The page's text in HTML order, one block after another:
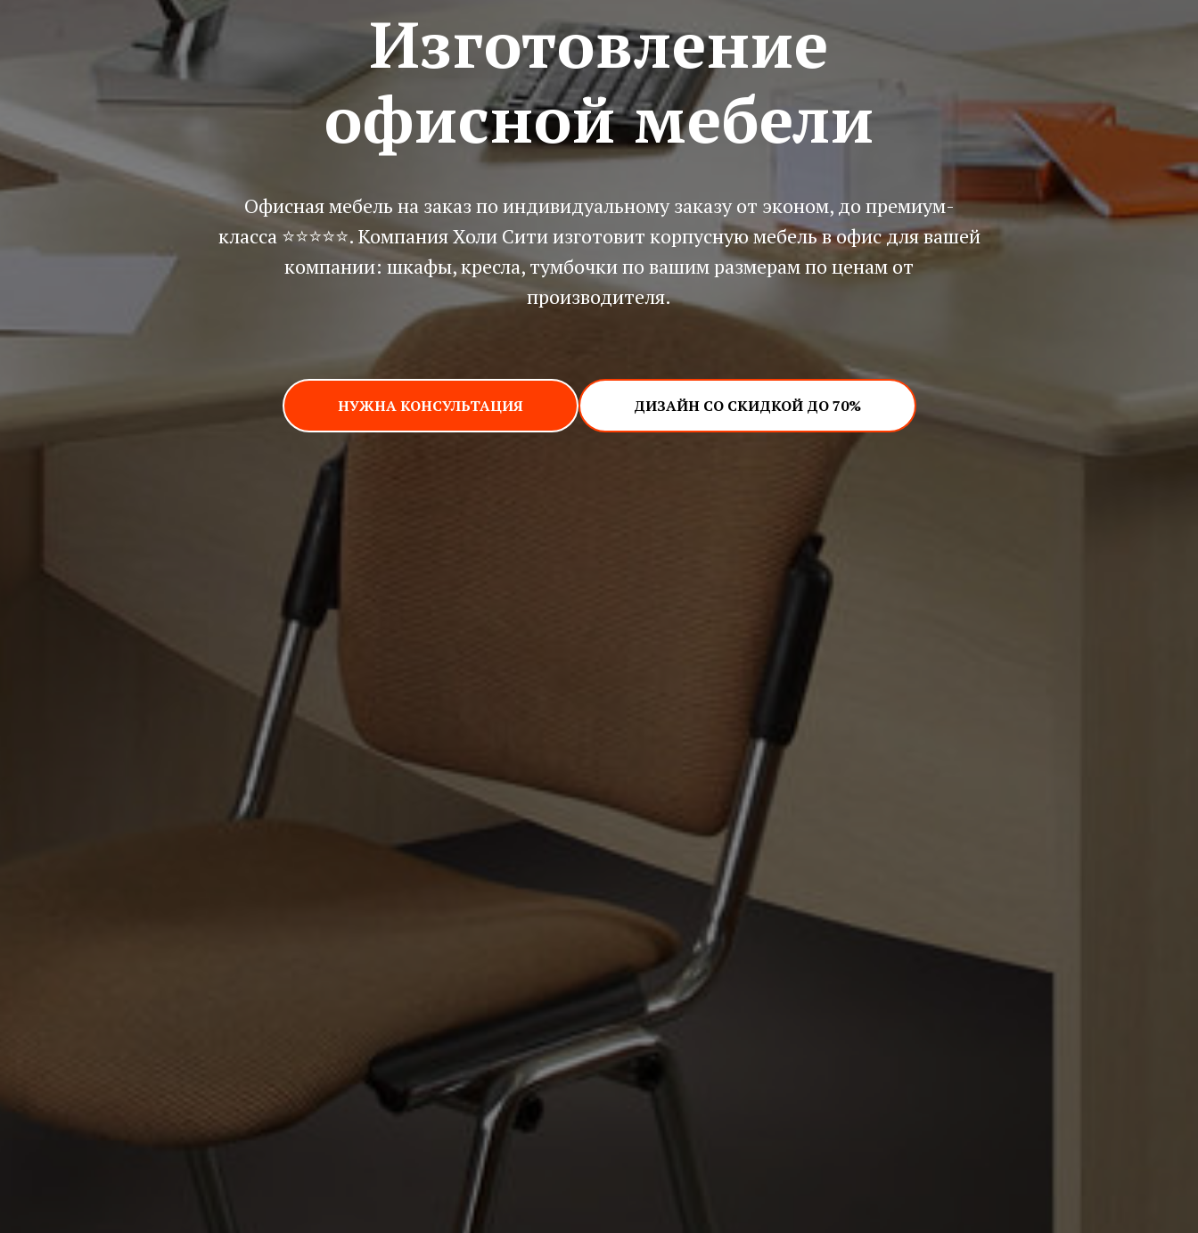
Изготовление
офисной мебели
Офисная мебель на заказ по индивидуальному заказу от эконом, до премиум-
класса ⭐⭐⭐⭐⭐. Компания Холи Сити изготовит корпусную мебель в офис для вашей
компании: шкафы, кресла, тумбочки по вашим размерам по ценам от
производителя.
НУЖНА КОНСУЛЬТАЦИЯ ДИЗАЙН СО СКИДКОЙ ДО 70%